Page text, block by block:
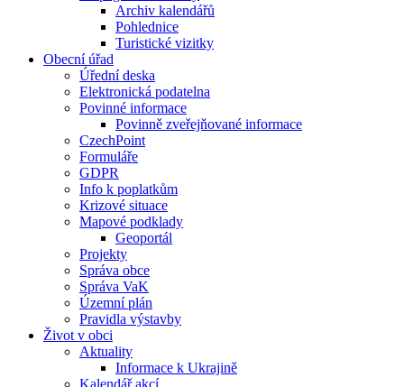
Archiv kalendářů
Pohlednice
Turistické vizitky
Obecní úřad
Úřední deska
Elektronická podatelna
Povinné informace
Povinně zveřejňované informace
CzechPoint
Formuláře
GDPR
Info k poplatkům
Krizové situace
Mapové podklady
Geoportál
Projekty
Správa obce
Správa VaK
Územní plán
Pravidla výstavby
Život v obci
Aktuality
Informace k Ukrajině
Kalendář akcí